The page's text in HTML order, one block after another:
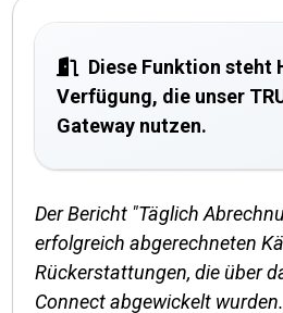
Diese Funktion steht
Verfügung, die unser
Gateway nutzen.
Der Bericht "Täglich
erfolgreich abgerechneten
Rückerstattungen, die über
Connect abgewickelt wurden.